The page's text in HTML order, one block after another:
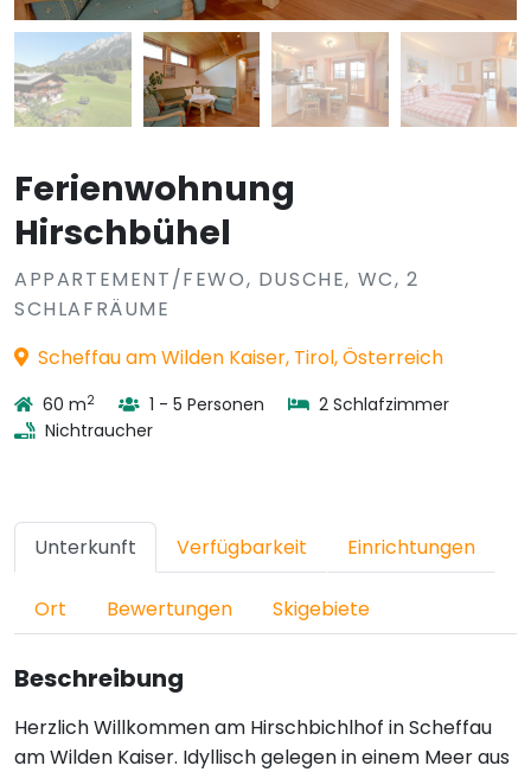
Ferienwohnung
Hirschbühel
APPARTEMENT/FEWO, DUSCHE, WC, 2
SCHLAFRÄUME
Scheffau am Wilden Kaiser, Tirol, Österreich
60 m2 1 - 5 Personen
2 Schlafzimmer
Nichtraucher
Unterkunft Verfügbarkeit Einrichtungen
Ort Bewertungen Skigebiete
Beschreibung
Herzlich Willkommen am Hirschbichlhof in Scheffau
am Wilden Kaiser. Idyllisch gelegen in einem Meer aus